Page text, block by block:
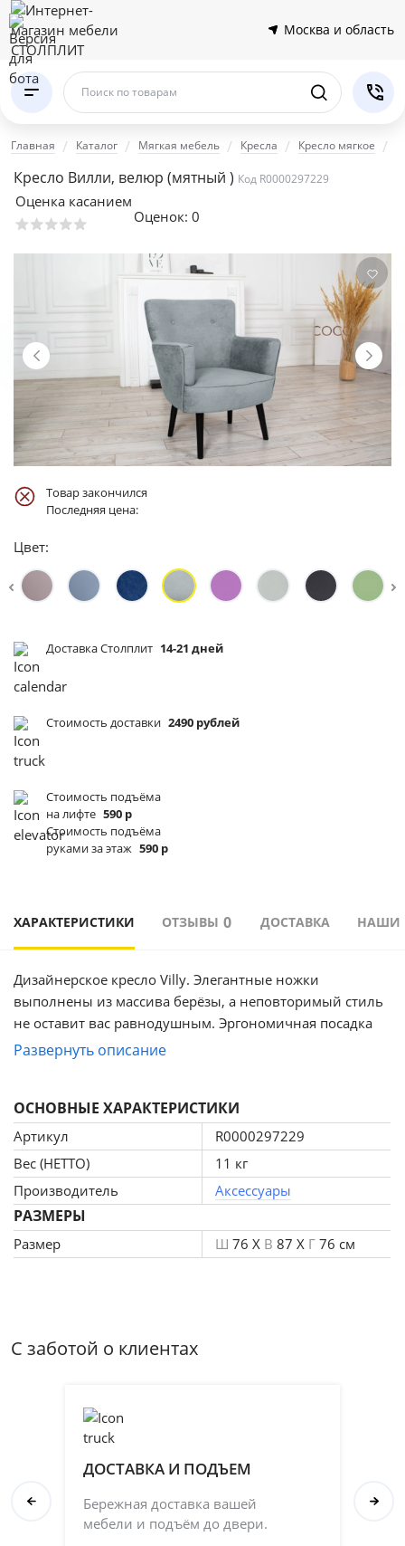
Москва и область
Поиск по товарам
Главная Каталог Мягкая мебель Кресла Кресло мягкое
Кресло Вилли, велюр (мятный ) Код R0000297229
Оценка касанием
Оценок: 0
Товар закончился
Последняя цена:
Цвет:
Доставка Столплит 14-21 дней
Стоимость доставки 2490 рублей
Стоимость подъёма
на лифте 590 р
Стоимость подъёма
руками за этаж 590 р
ХАРАКТЕРИСТИКИ ОТЗЫВЫ 0 ДОСТАВКА НАШИ
Дизайнерское кресло Villy. Элегантные ножки
выполнены из массива берёзы, а неповторимый стиль
не оставит вас равнодушным. Эргономичная посадка
даёт возможность сидеть в этом кресле целый день!
Развернуть описание
ОСНОВНЫЕ ХАРАКТЕРИСТИКИ
Артикул
R0000297229
Вес (НЕТТО)
11 кг
Производитель
Аксессуары
РАЗМЕРЫ
Размер Ш 76 X В 87 X Г 76 см
С заботой о клиентах
ДОСТАВКА И ПОДЪЕМ
Бережная доставка вашей
мебели и подъём до двери.